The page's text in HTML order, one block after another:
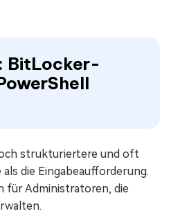
BitLocker-
strukturiertere und oft
die Eingabeaufforderung.
für Administratoren, die